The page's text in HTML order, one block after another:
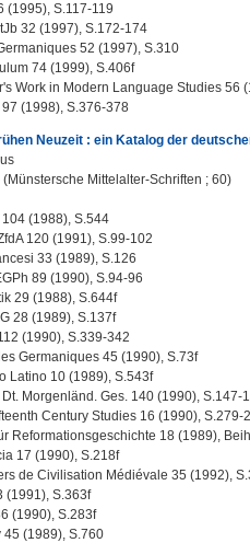
(1995), S.117-119
32 (1997), S.172-174
52 (1997), S.310
74 (1999), S.406f
Work in Modern Language Studies 56
(1998), S.376-378
Neuzeit : ein Katalog der
Mittelalter-Schriften ; 60)
(1988), S.544
120 (1991), S.99-102
33 (1989), S.126
89 (1990), S.94-96
29 (1988), S.644f
28 (1989), S.137f
(1990), S.339-342
Germaniques 45 (1990), S.73f
Latino 10 (1989), S.543f
Morgenländ. Ges. 140 (1990), S.147-
Century Studies 16 (1990), S.279-
Reformationsgeschichte 18 (1989),
17 (1990), S.218f
de Civilisation Médiévale 35 (1992),
(1991), S.363f
(1990), S.283f
45 (1989), S.760